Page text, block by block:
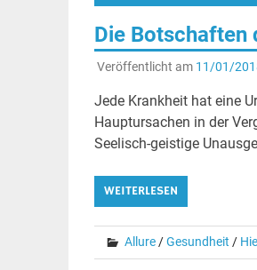
Die Botschaften
Veröffentlicht am 11/01/
Jede Krankheit hat eine
Hauptursachen in der
Seelisch-geistige
WEITERLESEN
Allure/Gesundheit /